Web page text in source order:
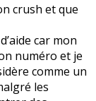
crush et que
car mon
numéro et je
comme un
les